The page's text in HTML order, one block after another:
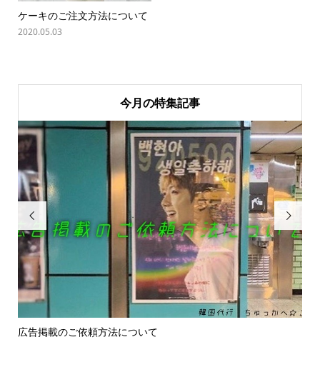
ケーキのご注文方法について
2020.05.03
今月の特集記事

広告掲載のご依頼方法について
